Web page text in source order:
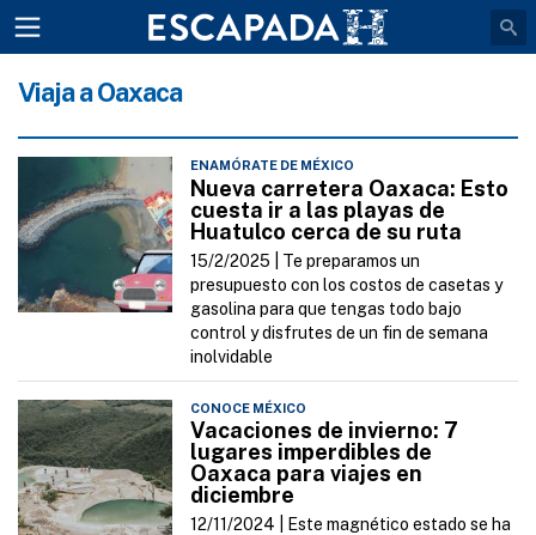
Viaja a Oaxaca
ENAMÓRATE DE MÉXICO
Nueva carretera Oaxaca: Esto
cuesta ir a las playas de
Huatulco cerca de su ruta
15/2/2025 | Te preparamos un
presupuesto con los costos de casetas y
gasolina para que tengas todo bajo
control y disfrutes de un fin de semana
inolvidable
CONOCE MÉXICO
Vacaciones de invierno: 7
lugares imperdibles de
Oaxaca para viajes en
diciembre
12/11/2024 |
Este magnético estado se ha